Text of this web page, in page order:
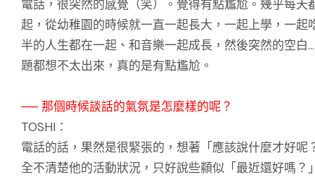
電話，很突然的感覺（笑）。覺得有點尷尬。幾乎每天
起，從幼稚園的時候就一直一起長大，一起上學，一起
半的人生都在一起、和音樂一起成長，然後突然的空白
題都想不太出來，真的是有點尷尬。
── 那個時候談話的氣氛是怎麼樣的呢？
TOSHI：
電話的話，果然是很緊張的，想著「應該說什麼才好呢
全不清楚他的活動狀況，只好說些纇似「最近還好嗎？